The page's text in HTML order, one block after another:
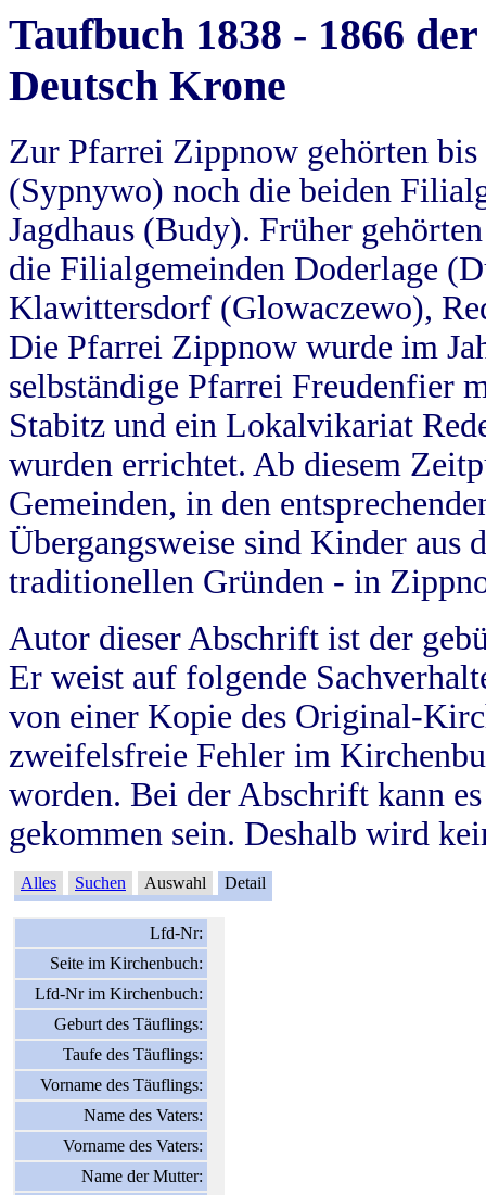
Taufbuch 1838 - 1866
Deutsch Krone
Zur Pfarrei Zippnow gehörten
(Sypnywo) noch die beiden
Jagdhaus (Budy). Früher
die Filialgemeinden Doderlage
Klawittersdorf (Glowaczewo),
Die Pfarrei Zippnow wurde im
selbständige Pfarrei Freudenfier
Stabitz und ein Lokalvikariat
wurden errichtet. Ab diesem
Gemeinden, in den
Übergangsweise sind Kinder aus
traditionellen Gründen - in
Autor dieser Abschrift ist der
Er weist auf folgende
von einer Kopie des Original-
zweifelsfreie Fehler im
worden. Bei der Abschrift kann
gekommen sein. Deshalb wird
Alles Suchen Auswahl Detail
Lfd-Nr:
Seite im Kirchenbuch:
Lfd-Nr im Kirchenbuch:
Geburt des Täuflings:
Taufe des Täuflings:
Vorname des Täuflings:
Name des Vaters:
Vorname des Vaters:
Name der Mutter: